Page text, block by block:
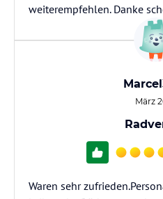
weiterempfehlen. Danke
Marcel
März
Waren sehr